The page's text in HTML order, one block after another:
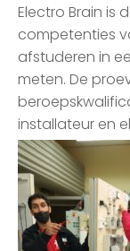
Electro Brain is
competenties
afstuderen in
meten. De
installateur en